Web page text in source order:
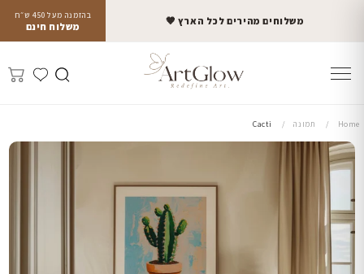
בהזמנה מעל 450 ש״ח
משלוח חינם משלוחים מהירים לכל הארץ 🤎
Home תמונה Cacti